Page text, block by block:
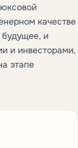
качестве
будущее, и
и инвесторами,
этапе